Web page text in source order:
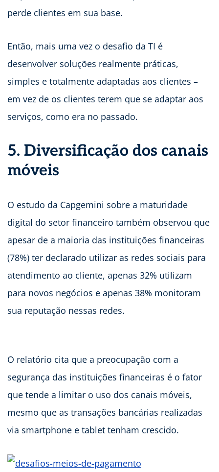
perde clientes em sua base.
Então, mais uma vez o desafio da TI é
desenvolver soluções realmente práticas,
simples e totalmente adaptadas aos clientes –
em vez de os clientes terem que se adaptar aos
serviços, como era no passado.
5. Diversificação dos canais
móveis
O estudo da Capgemini sobre a maturidade
digital do setor financeiro também observou que
apesar de a maioria das instituições financeiras
(78%) ter declarado utilizar as redes sociais para
atendimento ao cliente, apenas 32% utilizam
para novos negócios e apenas 38% monitoram
sua reputação nessas redes.
O relatório cita que a preocupação com a
segurança das instituições financeiras é o fator
que tende a limitar o uso dos canais móveis,
mesmo que as transações bancárias realizadas
via smartphone e tablet tenham crescido.